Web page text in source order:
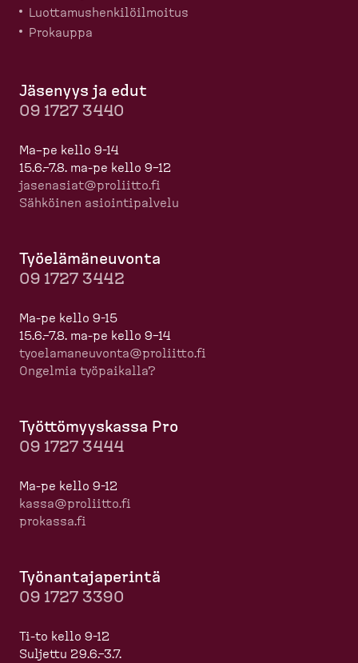
Luotta­mus­hen­ki­löil­moitus
Prokauppa
Jäsenyys ja edut
09 1727 3440
Ma–pe kello 9-14
15.6.–7.8. ma-pe kello 9–12
jasenasiat@proliitto.fi
Sähköinen asioin­ti­palvelu
Työelä­mä­neuvonta
09 1727 3442
Ma-pe kello 9-15
15.6.–7.8. ma-pe kello 9–14
tyoela­ma­neuvonta@proliitto.fi
Ongelmia työpaikalla?
Työttö­myyskassa Pro
09 1727 3444
Ma-pe kello 9-12
kassa@proliitto.fi
prokassa.fi
Työnan­ta­ja­perintä
09 1727 3390
Ti-to kello 9-12
Suljettu 29.6.–3.7.